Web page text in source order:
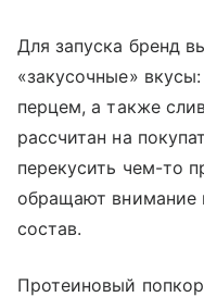
Для запуска бренд
«закусочные»
перцем, а также
рассчитан на
перекусить чем-то
обращают внимание
состав.
Протеиновый